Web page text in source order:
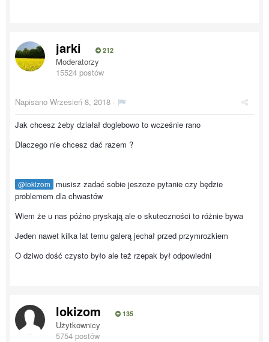
jarki 212
Moderatorzy
15524 postów
Napisano Wrzesień 8, 2018 ·
Jak chcesz żeby działał doglebowo to wcześnie rano
Dlaczego nie chcesz dać razem ?
@lokizom
musisz zadać sobie jeszcze pytanie czy będzie
problemem dla chwastów
Wiem że u nas późno pryskają ale o skuteczności to różnie bywa
Jeden nawet kilka lat temu galerą jechał przed przymrozkiem
O dziwo dość czysto było ale też rzepak był odpowiedni
lokizom 135
Użytkownicy
5754 postów